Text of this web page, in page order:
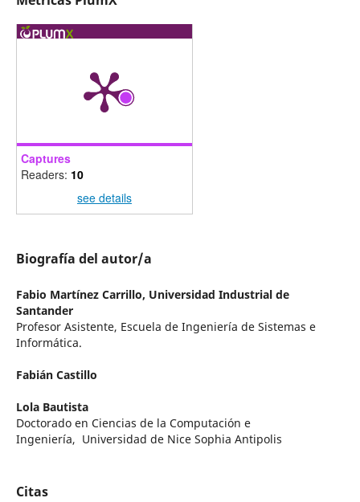
Captures
Readers: 10
see details
Biografía del autor/a
Fabio Martínez Carrillo, Universidad Industrial de
Santander
Profesor Asistente, Escuela de Ingeniería de Sistemas e
Informática.
Fabián Castillo
Lola Bautista
Doctorado en Ciencias de la Computación e
Ingeniería, Universidad de Nice Sophia Antipolis
Citas